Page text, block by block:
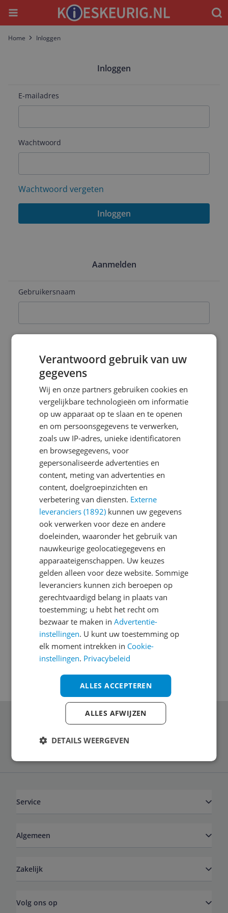
Menu
Home Inloggen
Inloggen
E-mailadres
Wachtwoord
Wachtwoord vergeten
Inloggen
Aanmelden
Gebruikersnaam
Wachtwoord
Je wachtwoord moet minimaal 6 karakters
bevatten
Wachtwoord herhalen
Ik ga akkoord met deAlgemene Voorwaarden
en hetprivacy statementvan Reshift
Ik ontvang graag interessante acties en
aanbiedingen van Kieskeurig.nl en
Digitalvia e-mail
Aanmelden
Schrijf je in voor onze nieuwsbrief
Service
Algemeen
Zakelijk
Volg ons op
Verantwoord gebruik van uw
gegevens
Wij en onze partners gebruiken cookies en
vergelijkbare technologieën om informatie
op uw apparaat op te slaan en te openen
en om persoonsgegevens te verwerken,
zoals uw IP-adres, unieke identificatoren
en browsegegevens, voor
gepersonaliseerde advertenties en
content, meting van advertenties en
content, doelgroepinzichten en
verbetering van diensten. Externe
leveranciers (1892) kunnen uw gegevens
ook verwerken voor deze en andere
doeleinden, waaronder het gebruik van
nauwkeurige geolocatiegegevens en
apparaateigenschappen. Uw keuzes
gelden alleen voor deze website. Sommige
leveranciers kunnen zich beroepen op
gerechtvaardigd belang in plaats van
toestemming; u hebt het recht om
bezwaar te maken inAdvertentie-
instellingen. U kunt uw toestemming op
elk moment intrekken in Cookie-
instellingen. Privacybeleid
ALLES ACCEPTEREN
ALLES AFWIJZEN
DETAILS WEERGEVEN